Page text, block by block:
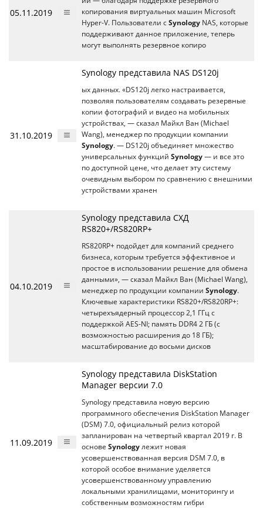
05.11.2019
копирования виртуальных машин Microsoft
Hyper-V. Пользователи с Synology NAS, которые
поддерживают данное приложение, теперь
могут выполнять резервное копиро
31.10.2019
Synology представила NAS DS120j
ых данных. «DS120j легко настраивается,
позволяя пользователям создавать резервные
копии фотографий и видео на мобильных
устройствах, — сказал Майкл Ван (Michael
Wang), менеджер по продукции компании
Synology. — DS120j объединяет множество
универсальных функций Synology — и все это
по доступной цене, что делает эту систему
очевидным выбором по сравнению с внешними
устройствами хранен
04.10.2019
Synology представила СХД
RS820+/RS820RP+
RS820RP+ подойдет для компаний среднего
бизнеса, которым требуется эффективное и
простое в использовании решение для обмена
данными», — сказал Майкл Ван (Michael Wang),
менеджер по продукции компании Synology.
Ключевые характеристики RS820+/RS820RP+:
четырехъядерный процессор 2,1 ГГц с
поддержкой AES-NI; память DDR4 2 ГБ (с
возможностью расширения до 18 ГБ);
масштабирование до восьми дисков
11.09.2019
Synology представила DiskStation
Manager версии 7.0
Synology представила новую версию
программного обеспечения DiskStation Manager
(DSM) 7.0, официальный релиз которой
запланирован на четвертый квартал 2019 г. В
основе Synology лежит новая
усовершенствованная версия DSM 7.0, в
которой особое внимание уделяется
усовершенствованному управлению
локальными хранилищами, мониторингу и
собственным возможностям гибри